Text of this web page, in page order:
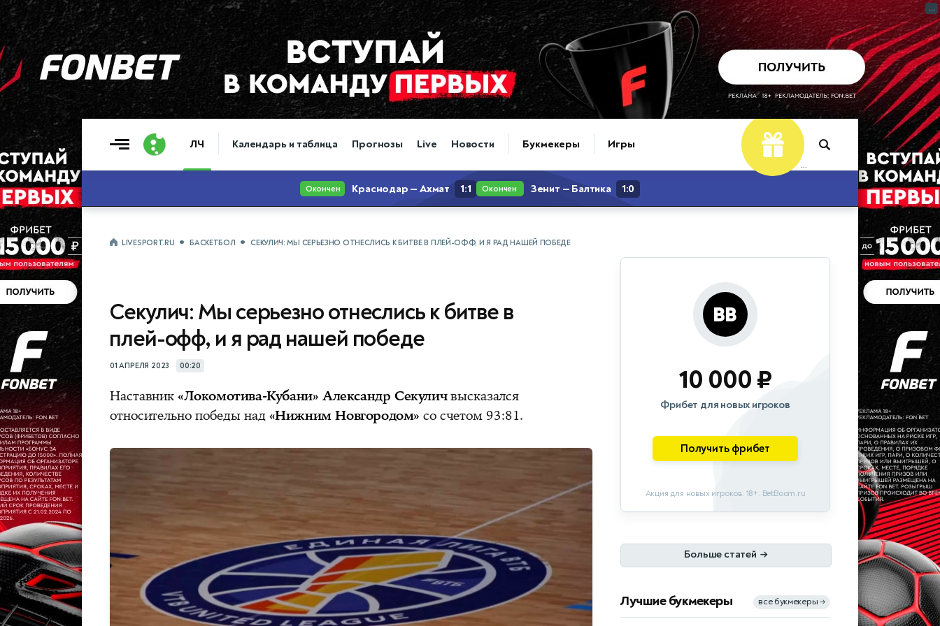
ЛЧ Календарь и таблица Прогнозы Live Новости Букмекеры Игры
...
LIVESPORT.RU БАСКЕТБОЛ СЕКУЛИЧ: МЫ СЕРЬЕЗНО ОТНЕСЛИСЬ К БИТВЕ В ПЛЕЙ-ОФФ, И Я РАД НАШЕЙ ПОБЕДЕ
Секулич: Мы серьезно отнеслись к битве в
плей-офф, и я рад нашей победе
01 АПРЕЛЯ 2023 00:20
Наставник«Локомотива-Кубани» Александр Секуличвысказался
относительно победы над«Нижним Новгородом» со счетом 93:81.
10 000 ₽
Фрибет для новых игроков
Получить фрибет
Акция для новых игроков. 18+. BetBoom.ru
Больше статей →
Лучшие букмекеры все букмекеры →
...